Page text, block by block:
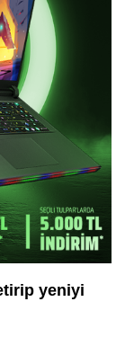
yeniyi